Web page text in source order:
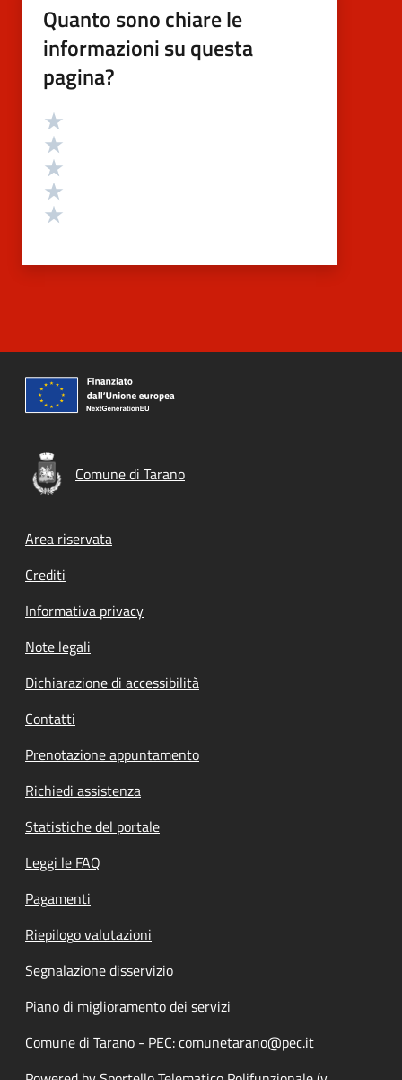
Quanto sono chiare le
informazioni su questa
pagina?
Valutazione
Comune di Tarano
Footer menu
Area riservata
Crediti
Informativa privacy
Note legali
Dichiarazione di accessibilità
Contatti
Prenotazione appuntamento
Richiedi assistenza
Statistiche del portale
Leggi le FAQ
Pagamenti
Riepilogo valutazioni
Segnalazione disservizio
Piano di miglioramento dei servizi
Comune di Tarano - PEC: comunetarano@pec.it